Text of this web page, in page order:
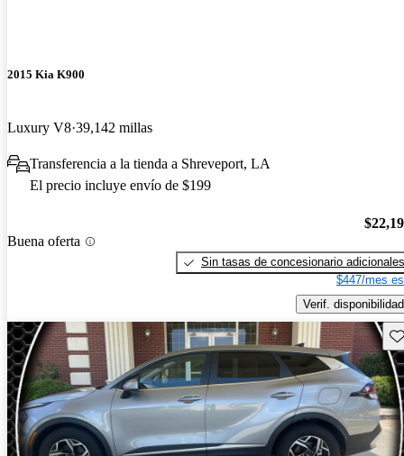
2015 Kia K900
Luxury V8 39,142 millas
Transferencia a la tienda a Shreveport, LA
El precio incluye envío de $199
Buena oferta
Sin tasas de concesionario adicionales
$447/mes
Verif. disponibilidad